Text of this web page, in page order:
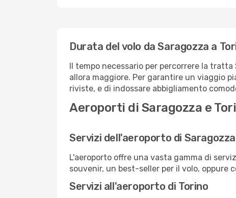
Durata del volo da Saragozza a
Il tempo necessario per percorrere la
allora maggiore. Per garantire un viaggio
riviste, e di indossare abbigliamento
Aeroporti di Saragozza e
Servizi dell'aeroporto di Saragozza
L'aeroporto offre una vasta gamma di
souvenir, un best-seller per il volo, oppure
Servizi all'aeroporto di Torino